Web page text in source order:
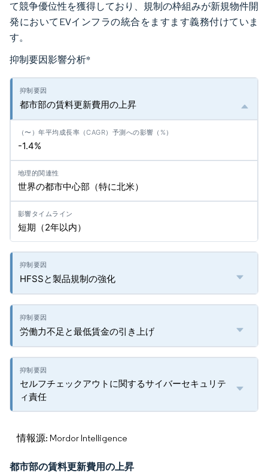
て競争優位性を獲得しており、規制の枠組みが新規物件開
発においてEVインフラの統合をますます義務付けていま
す。
抑制要因影響分析*
都市部の賃料更新費用の上昇
-1.4%
世界の都市中心部（特に北米）
短期（2年以内）
HFSSと製品規制の強化
労働力不足と最低賃金の引き上げ
セルフチェックアウトに関するサイバーセキュリテ
ィ責任
情報源: Mordor Intelligence
都市部の賃料更新費用の上昇